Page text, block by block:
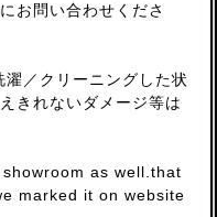
お問い合わせくださ
／クリーニングした状
きれないダメージ等は
as well.that
marked it on website